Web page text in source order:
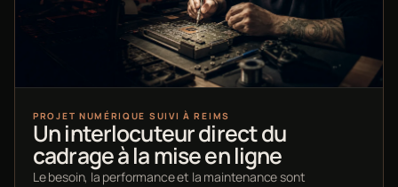
PROJET NUMÉRIQUE SUIVI À REIMS
Un interlocuteur direct du
cadrage à la mise en ligne
Le besoin, la performance et la maintenance sont